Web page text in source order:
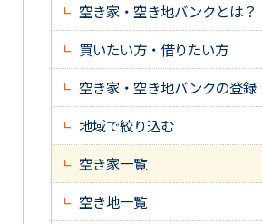
空き家・空き地バンクとは？
買いたい方・借りたい方
空き家・空き地バンクの登録
地域で絞り込む
空き家一覧
空き地一覧